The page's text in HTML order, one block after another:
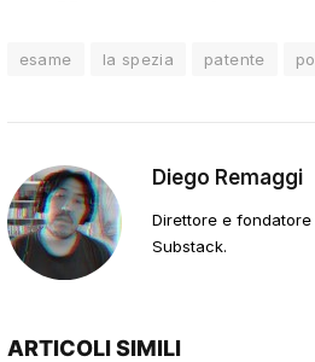
esame la spezia patente
Diego Remaggi
Direttore e
Substack.
ARTICOLI SIMILI